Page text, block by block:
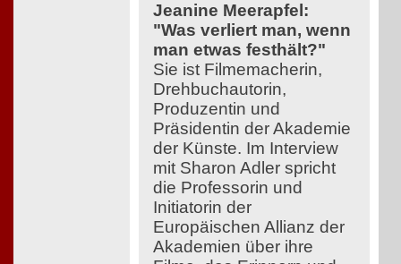
Jeanine Meerapfel:
"Was verliert man, wenn
man etwas festhält?"
Sie ist Filmemacherin,
Drehbuchautorin,
Produzentin und
Präsidentin der Akademie
der Künste. Im Interview
mit Sharon Adler spricht
die Professorin und
Initiatorin der
Europäischen Allianz der
Akademien über ihre